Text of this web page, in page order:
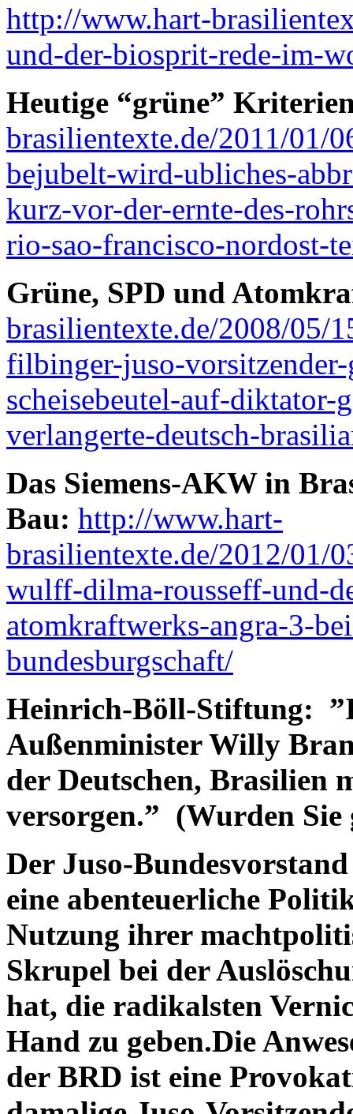
http://www.hart-
und-der-biosprit-rede-im-
Heutige “grüne”
brasilientexte.de/2011/01/
bejubelt-wird-ubliches-
kurz-vor-der-ernte-des-
rio-sao-francisco-nordost-
Grüne, SPD und
brasilientexte.de/2008/05/
filbinger-juso-
scheisebeutel-auf-diktator-
verlangerte-deutsch-
Das Siemens-AKW in
Bau: http://www.hart-
brasilientexte.de/2012/01/
wulff-dilma-rousseff-und-
atomkraftwerks-angra-3-
bundesburgschaft/
Heinrich-Böll-Stiftung:
Außenminister Willy
der Deutschen, Brasilien
versorgen.” (Wurden Sie
Der Juso-
eine abenteuerliche
Nutzung ihrer
Skrupel bei der
hat, die radikalsten
Hand zu geben.Die
der BRD ist eine